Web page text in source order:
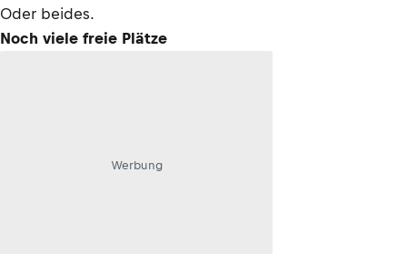
Oder beides.
Noch viele freie Plätze
Werbung